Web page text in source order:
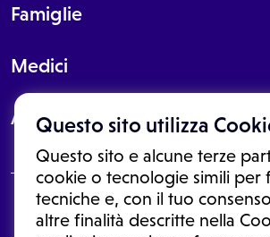
Questo sito utilizza
Questo sito e alcune terze
cookie o tecnologie simili per
tecniche e, con il tuo
altre finalità descritte nella
Famiglie
Medici
About
Le informazioni proposte in questo sito non
In nessun caso, queste informazioni